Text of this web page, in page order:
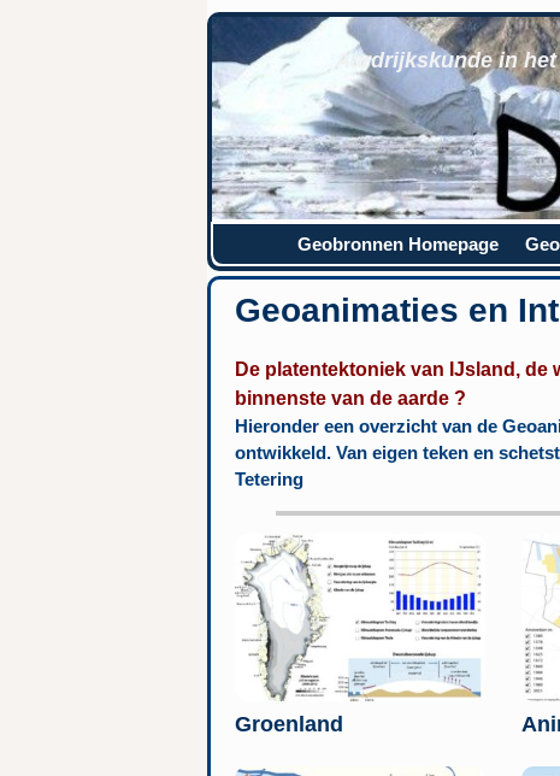
Aardrijkskunde in
Geobronnen Homepage
Geoanimaties en
De platentektoniek van IJsland,
binnenste van de aarde ?
Hieronder een overzicht van de
ontwikkeld. Van eigen teken en
Tetering
Groenland